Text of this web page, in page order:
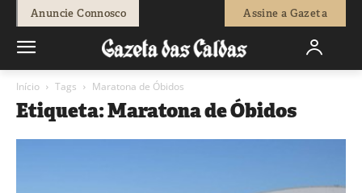
Anuncie Connosco Assine a Gazeta
Início Tags Maratona de Óbidos
Etiqueta: Maratona de Óbidos